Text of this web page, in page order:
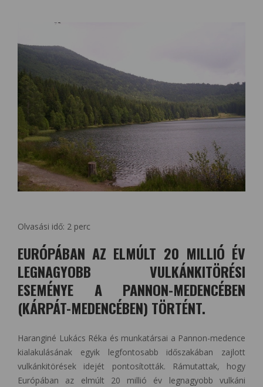
Olvasási idő: 2 perc
EURÓPÁBAN AZ ELMÚLT 20 MILLIÓ ÉV
LEGNAGYOBB VULKÁNKITÖRÉSI
ESEMÉNYE A PANNON-MEDENCÉBEN
(KÁRPÁT-MEDENCÉBEN) TÖRTÉNT.
Haranginé Lukács Réka és munkatársai a Pannon-medence
kialakulásának egyik legfontosabb időszakában zajlott
vulkánkitörések idejét pontosították. Rámutattak, hogy
Európában az elmúlt 20 millió év legnagyobb vulkáni